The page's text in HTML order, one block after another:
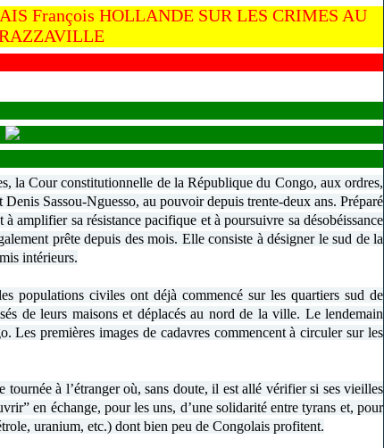
François HOLLANDE SUR LES CRIMES AU
la Cour constitutionnelle de la République du Congo, aux ordres,
Sassou-Nguesso, au pouvoir depuis trente-deux ans. Préparé
amplifier sa résistance pacifique et à poursuivre sa désobéissance
prête depuis des mois. Elle consiste à désigner le sud de la
intérieurs.
populations civiles ont déjà commencé sur les quartiers sud de
de leurs maisons et déplacés au nord de la ville. Le lendemain
Les premières images de cadavres commencent à circuler sur les
à l’étranger où, sans doute, il est allé vérifier si ses vieilles
en échange, pour les uns, d’une solidarité entre tyrans et, pour
uranium, etc.) dont bien peu de Congolais profitent.